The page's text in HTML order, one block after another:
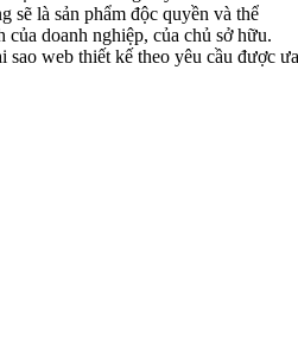
sẽ là sản phẩm độc quyền và thể
của doanh nghiệp, của chủ sở hữu.